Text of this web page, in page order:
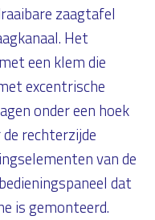
zaagtafel
Het
een klem die
excentrische
onder een hoek
rechterzijde
van de
dat
is gemonteerd.